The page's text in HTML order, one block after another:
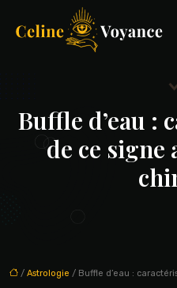
Buffle d’eau :
de ce
/ Astrologie / Buffle d’eau :